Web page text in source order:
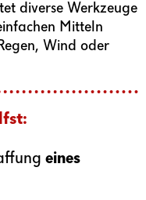
diverse Werkzeuge
Mitteln
Wind oder
eines